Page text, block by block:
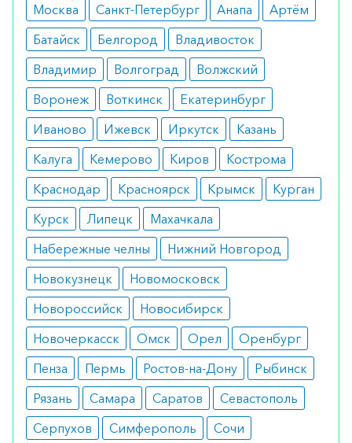
крипторхизма, гипогонадотропного
евнухоидизма и задержки правильного
полового развития у мужчин.
Противопоказания
Медикамент нельзя применять при
преждевременном половом созревании,
опухолевых патологиях гипофиза, яичников,
предстательной железы и яичек,
преждевременной менопаузе, эндокринных
патологиях, отсутствии матки, тромбофлебите и
сверхчувствительности к составляющим
ингредиентам.
Как принимать
Определение дозы и общей терапевтической
схемы является обязанностью врача-
специалиста, который должен адаптировать
дозировку к физио-патологическим
особенностям пациента, его клинической
Москва
Санкт-Петербург Анапа
Артём
Батайск
Белгород
Владивосток
Владимир
Волгоград
Волжский
Воронеж
Воткинск
Екатеринбург
Иваново
Ижевск Иркутск
Казань
Калуга
Кемерово Киров
Кострома
Краснодар
Красноярск Крымск
Курган
Курск
Липецк
Махачкала
Набережные челны
Нижний Новгород
Новокузнецк
Новомосковск
Новороссийск
Новосибирск
Новочеркасск
Омск Орел
Оренбург
Пенза
Пермь Ростов-на-Дону
Рыбинск
Рязань
Самара Саратов
Севастополь
Серпухов
Симферополь
Сочи